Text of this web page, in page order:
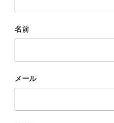
名前
メール